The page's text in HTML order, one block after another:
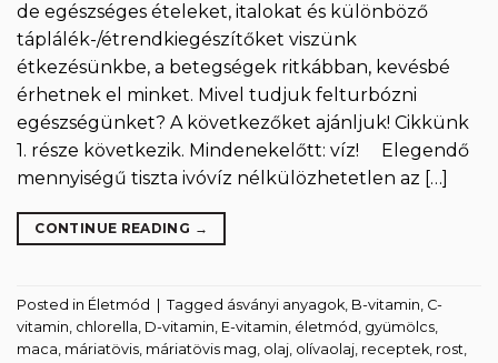
de egészséges ételeket, italokat és különböző
táplálék-/étrendkiegészítőket viszünk
étkezésünkbe, a betegségek ritkábban, kevésbé
érhetnek el minket. Mivel tudjuk felturbózni
egészségünket? A következőket ajánljuk! Cikkünk
1. része következik. Mindenekelőtt: víz! Elegendő
mennyiségű tiszta ivóvíz nélkülözhetetlen az […]
CONTINUE READING →
Posted in Életmód | Tagged ásványi anyagok B-vitamin C-
vitamin chlorella D-vitamin E-vitamin életmód gyümölcs
maca máriatövis máriatövis mag olaj olívaolaj receptek rost